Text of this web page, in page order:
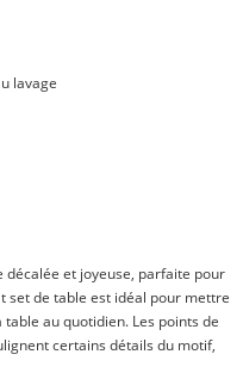
lavage
décalée et joyeuse, parfaite pour
set de table est idéal pour mettre
au quotidien. Les points de
certains détails du motif,